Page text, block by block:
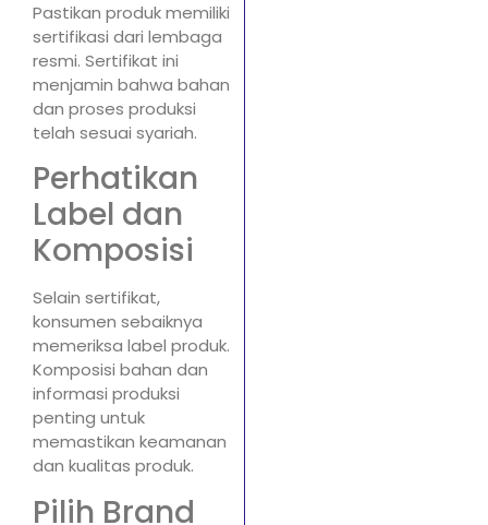
Pastikan produk memiliki
sertifikasi dari lembaga
resmi. Sertifikat ini
menjamin bahwa bahan
dan proses produksi
telah sesuai syariah.
Perhatikan
Label dan
Komposisi
Selain sertifikat,
konsumen sebaiknya
memeriksa label produk.
Komposisi bahan dan
informasi produksi
penting untuk
memastikan keamanan
dan kualitas produk.
Pilih Brand